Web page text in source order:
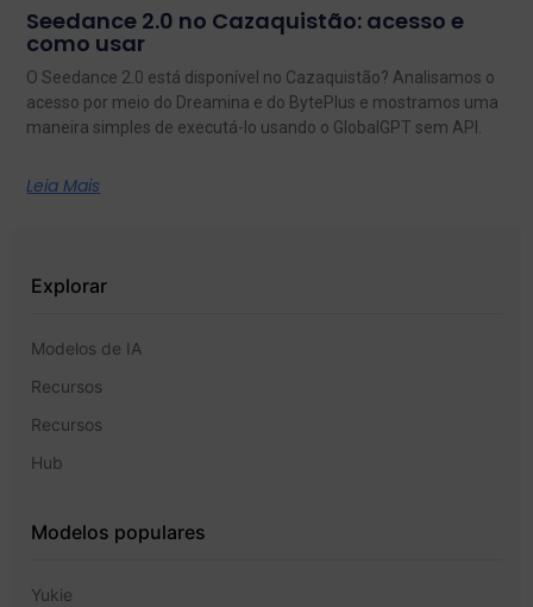
Seedance 2.0 no Cazaquistão: acesso e
como usar
O Seedance 2.0 está disponível no Cazaquistão? Analisamos o
acesso por meio do Dreamina e do BytePlus e mostramos uma
maneira simples de executá-lo usando o GlobalGPT sem API.
Leia Mais
Explorar
Modelos de IA
Recursos
Recursos
Hub
Modelos populares
Yukie